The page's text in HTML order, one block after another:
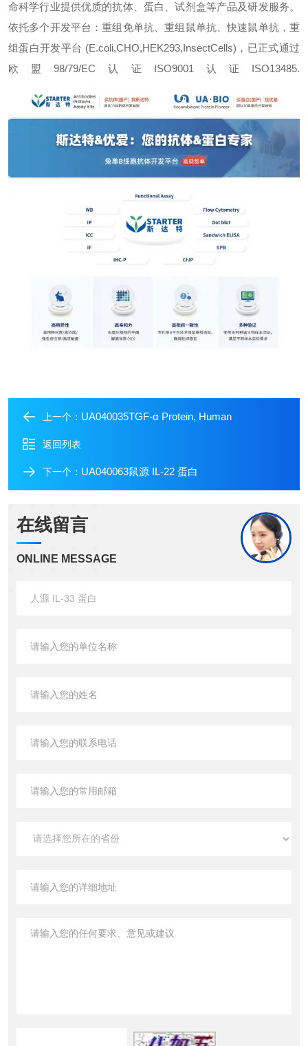
命科学行业提供优质的抗体、蛋白、试剂盒等产品及研发服务。
依托多个开发平台：重组免单抗、重组鼠单抗、快速鼠单抗，重
组蛋白开发平台 (E.coli,CHO,HEK293,InsectCells)，已正式通过
欧盟98/79/EC认证ISO9001认证ISO13485.
上一个： UA040035TGF-α Protein, Human
返回列表
下一个： UA040063鼠源 IL-22 蛋白
在线留言
ONLINE MESSAGE